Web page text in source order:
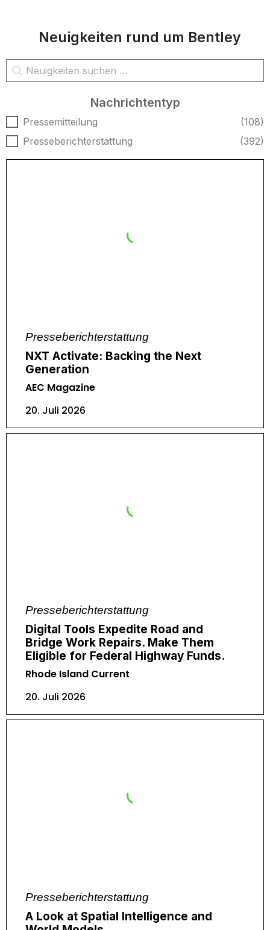
Neuigkeiten rund um Bentley
Nachrichtensuche
Inhalt suchen
Nachrichtentyp
Nachrichtentyp
Pressemitteilung
(108)
Presseberichterstattung
(392)
Presseberichterstattung
NXT Activate: Backing the Next
Generation
AEC Magazine
20. Juli 2026
Presseberichterstattung
Digital Tools Expedite Road and
Bridge Work Repairs. Make Them
Eligible for Federal Highway Funds.
Rhode Island Current
20. Juli 2026
Presseberichterstattung
A Look at Spatial Intelligence and